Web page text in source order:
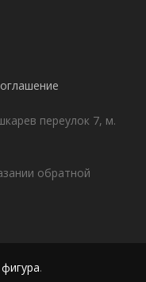
переулок 7, м.
обратной
.